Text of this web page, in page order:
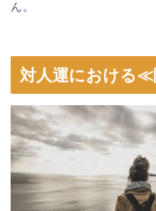
ん。
対人運における